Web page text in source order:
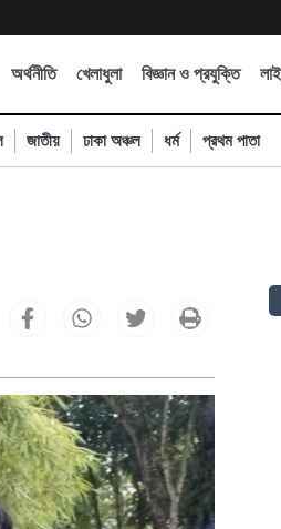
অর্থনীতি খেলাধুলা বিজ্ঞান ও প্রযুক্তি
জাতীয় ঢাকা অঞ্চল ধর্ম প্রথম পাতা